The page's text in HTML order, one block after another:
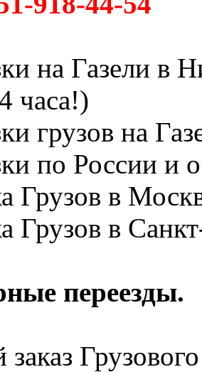
на Газели в
часа!)
грузов на
по России и
Грузов в
Грузов в
переезды.